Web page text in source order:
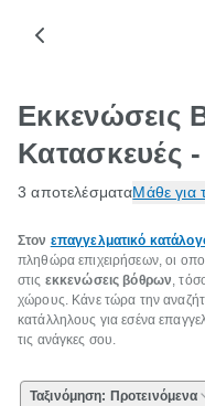
Εκκενώσεις
Κατασκευές
3 αποτελέσματαΜάθε για
Στον επαγγελματικό
πληθώρα επιχειρήσεων, οι
στις εκκενώσεις βόθρων,
χώρους. Κάνε τώρα την
κατάλληλους για εσένα
τις ανάγκες σου.
Ταξινόμηση: Προτεινόμενα